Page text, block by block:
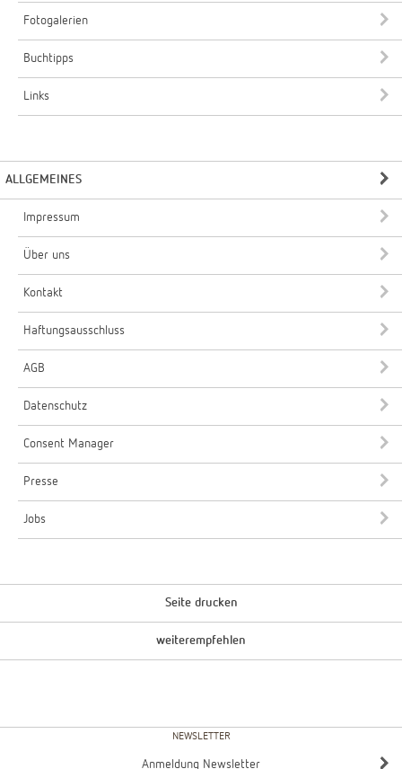
Fotogalerien
Buchtipps
Links
ALLGEMEINES
Impressum
Über uns
Kontakt
Haftungsausschluss
AGB
Datenschutz
Consent Manager
Presse
Jobs
Seite drucken
weiterempfehlen
NEWSLETTER
Anmeldung Newsletter